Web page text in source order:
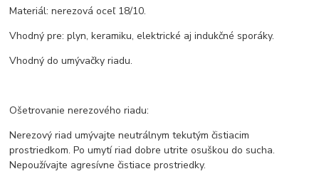
Materiál: nerezová oceľ 18/10.
Vhodný pre: plyn, keramiku, elektrické aj indukčné sporáky.
Vhodný do umývačky riadu.
Ošetrovanie nerezového riadu:
Nerezový riad umývajte neutrálnym tekutým čistiacim
prostriedkom. Po umytí riad dobre utrite osuškou do sucha.
Nepoužívajte agresívne čistiace prostriedky.